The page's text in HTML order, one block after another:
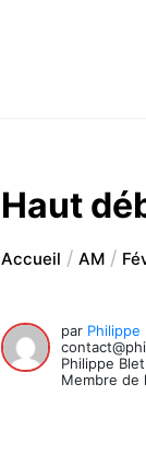
Haut
Accueil AM
par Philippe
Philippe
Membre de